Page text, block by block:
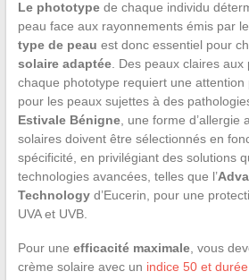
Le phototypede chaque individu
peau face aux rayonnements émis par
type de peau est donc essentiel pour
solaire adaptée. Des peaux claires aux
chaque phototype requiert une
pour les peaux sujettes à des
Estivale Bénigne, une forme d’allergie
solaires doivent être sélectionnés en
spécificité, en privilégiant des solutions
technologies avancées, telles que l’
Technologyd’Eucerin, pour une
UVA et UVB.
Pour une efficacité maximale, vous
crème solaire avec un indice 50 et